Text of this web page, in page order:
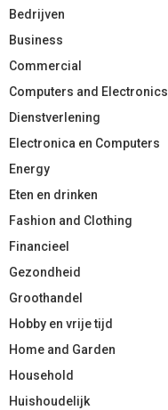
Bedrijven
Business
Commercial
Computers and Electronics
Dienstverlening
Electronica en Computers
Energy
Eten en drinken
Fashion and Clothing
Financieel
Gezondheid
Groothandel
Hobby en vrije tijd
Home and Garden
Household
Huishoudelijk